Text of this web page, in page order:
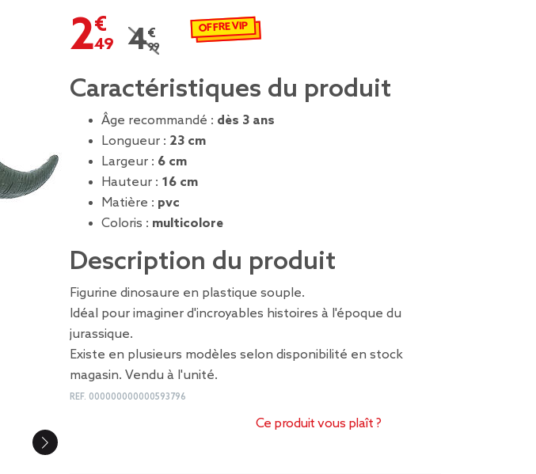
2,49 €
Prix remisé de 4,99 € à 2,49 €
4,99 €
OFFRE VIP
Caractéristiques du produit
Âge recommandé : dès 3 ans
Longueur : 23 cm
Largeur : 6 cm
Hauteur : 16 cm
Matière : pvc
Coloris : multicolore
Description du produit
Figurine dinosaure en plastique souple.
Idéal pour imaginer d'incroyables histoires à l'époque du
jurassique.
Existe en plusieurs modèles selon disponibilité en stock
magasin. Vendu à l'unité.
REF. 000000000000593796
Ce produit vous plaît ?